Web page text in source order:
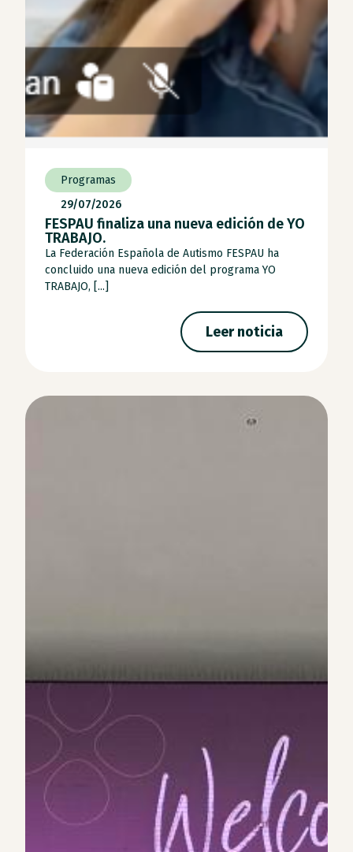
Programas
29/07/2026
FESPAU finaliza una nueva edición de YO
TRABAJO.
La Federación Española de Autismo FESPAU ha
concluido una nueva edición del programa YO
TRABAJO, [...]
Leer noticia